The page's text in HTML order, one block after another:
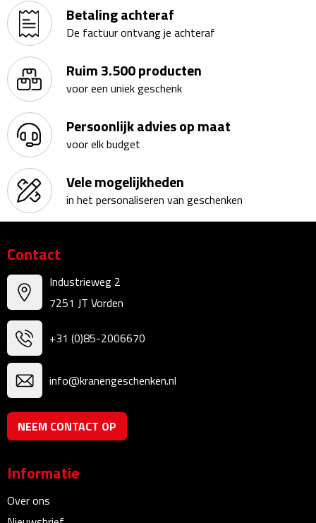
Beurs & Evenementen
Banners
Barmatten
Naambadges & naamkaarthouders
Stickers
Visitekaartjes
Vlaggen
Bureau Toebehoren
Bureauklokken
Bureaulampen
Bureau onderleggers
Bureau organizers
Bureausets
Boekenleggers
Betaling achteraf
De factuur ontvang je achteraf
Ruim 3.500 producten
voor een uniek geschenk
Persoonlijk advies op maat
voor elk budget
Vele mogelijkheden
in het personaliseren van geschenken
Contact
Industrieweg 2
7251 JT Vorden
+31 (0)85-2006670
info@kranengeschenken.nl
NEEM CONTACT OP
Informatie
Over ons